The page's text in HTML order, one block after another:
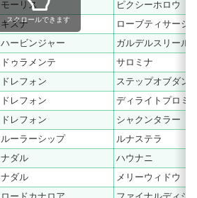
モーリス
ピクシーホロウ
キズナ
ローブティサージ
ハービンジャー
ガルデルスリール
ドゥラメンテ
サロミナ
ドレフォン
ステップオブダン
ドレフォン
ディライトプロミ
ドレフォン
シャクンタラー
ルーラーシップ
ルナステラ
ナダル
ハウナニ
ナダル
メリーウィドウ
スクロールできます